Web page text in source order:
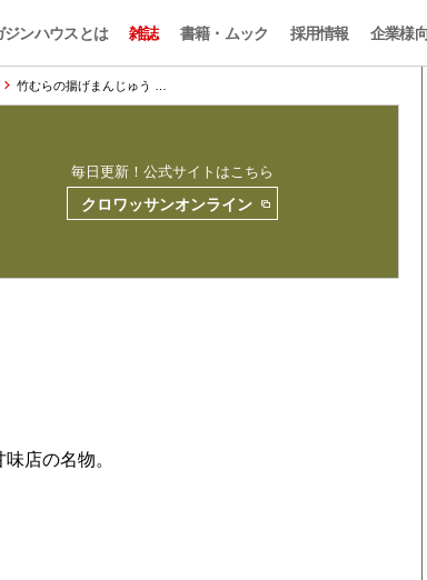
ジンハウスとは 雑誌 書籍・ムック 採用情報 企業様
竹むらの揚げまんじゅう …
毎日更新！公式サイトはこちら
クロワッサンオンライン
店の名物。